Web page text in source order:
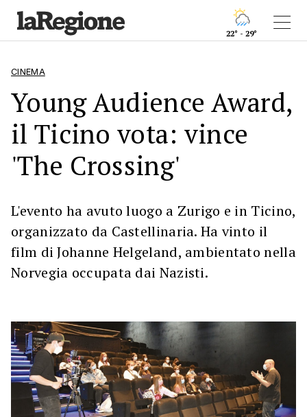
22° - 29°
CINEMA
Young Audience Award,
il Ticino vota: vince
'The Crossing'
L'evento ha avuto luogo a Zurigo e in Ticino,
organizzato da Castellinaria. Ha vinto il
film di Johanne Helgeland, ambientato nella
Norvegia occupata dai Nazisti.